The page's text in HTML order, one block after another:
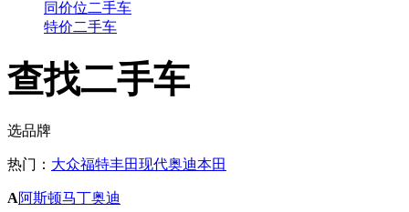
同价位二手车
特价二手车
查找二手车
选品牌
热门： 大众福特丰田现代奥迪本田
A阿斯顿马丁奥迪